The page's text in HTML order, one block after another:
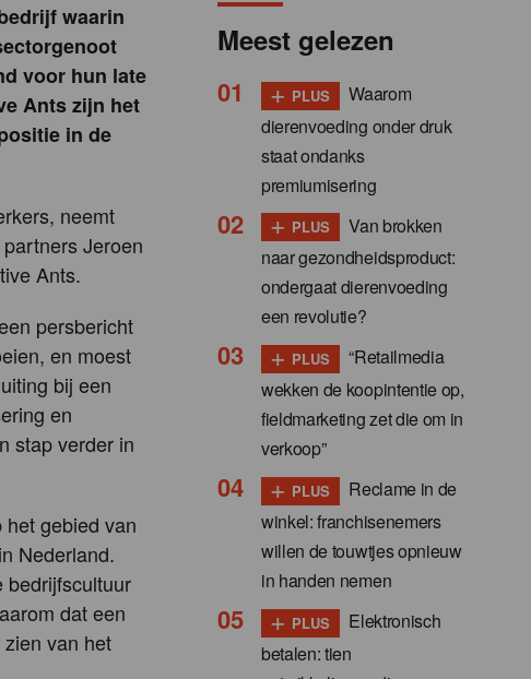
waarin
voor hun late
Ants zijn het
in de
neemt
Jeroen
Ants.
persbericht
en moest
bij een
en
stap verder in
gebied van
Nederland.
bedrijfscultuur
dat een
van het
Meest gelezen
+ PLUS
Waarom
dierenvoeding onder druk
staat ondanks
premiumisering
+ PLUS
Van brokken
naar gezondheidsproduct:
ondergaat dierenvoeding
een revolutie?
+ PLUS
“Retailmedia
wekken de koopintentie op,
fieldmarketing zet die om in
verkoop”
+ PLUS
Reclame in de
winkel: franchisenemers
willen de touwtjes opnieuw
in handen nemen
+ PLUS
Elektronisch
betalen: tien